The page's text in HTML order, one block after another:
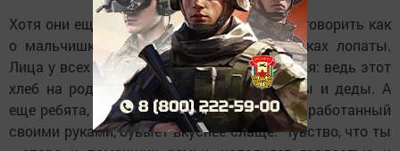
Хотя они еще подростки, о них не хочется говорить как
о мальчишках. Вон как "играют" в их руках лопаты.
Лица у всех серьезные. По другому и нельзя: ведь этот
хлеб на родных полях вырастили их отцы и деды. А
еще ребята, наверняка, поняли, что хлеб, заработанный
своими руками, бувыет вкуснее слаще. Чувство, что ты